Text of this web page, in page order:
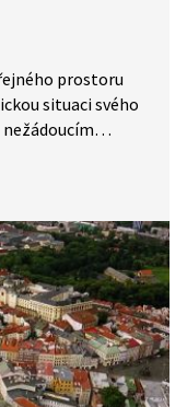
prostoru
situaci svého
oslava
si připomenout, že
často velmi lišily
ctí obstojí i dnes.